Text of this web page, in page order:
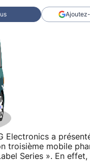
Electronics a
troisième mobile
Series ». En